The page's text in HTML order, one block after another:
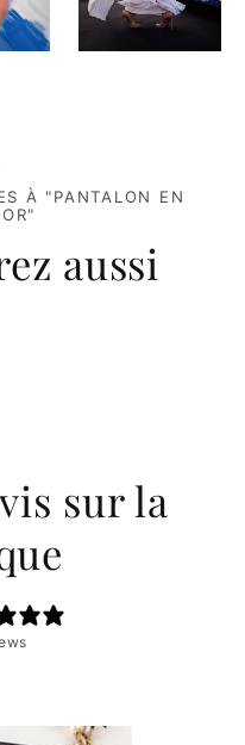
À "PANTALON EN
aussi
sur la